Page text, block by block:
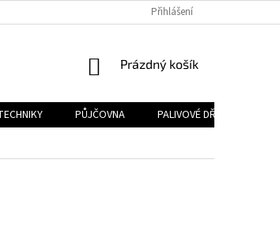
Přihlášení
NÁKUPNÍ
Prázdný košík
PŮJČOVNA PALIVOVÉ DŘEVO